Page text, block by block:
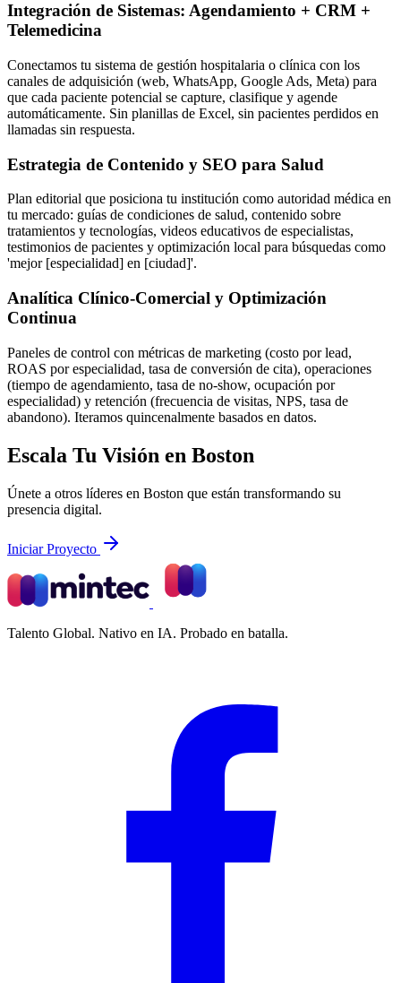
Integración de Sistemas: Agendamiento + CRM +
Telemedicina
Conectamos tu sistema de gestión hospitalaria o clínica con los
canales de adquisición (web, WhatsApp, Google Ads, Meta) para
que cada paciente potencial se capture, clasifique y agende
automáticamente. Sin planillas de Excel, sin pacientes perdidos en
llamadas sin respuesta.
Estrategia de Contenido y SEO para Salud
Plan editorial que posiciona tu institución como autoridad médica en
tu mercado: guías de condiciones de salud, contenido sobre
tratamientos y tecnologías, videos educativos de especialistas,
testimonios de pacientes y optimización local para búsquedas como
'mejor [especialidad] en [ciudad]'.
Analítica Clínico-Comercial y Optimización
Continua
Paneles de control con métricas de marketing (costo por lead,
ROAS por especialidad, tasa de conversión de cita), operaciones
(tiempo de agendamiento, tasa de no-show, ocupación por
especialidad) y retención (frecuencia de visitas, NPS, tasa de
abandono). Iteramos quincenalmente basados en datos.
Escala Tu Visión en Boston
Únete a otros líderes en Boston que están transformando su
presencia digital.
Iniciar Proyecto
Talento Global. Nativo en IA. Probado en batalla.